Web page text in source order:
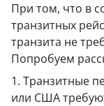
При том, что в
транзитных
транзита не
Попробуем
1. Транзитные
или США